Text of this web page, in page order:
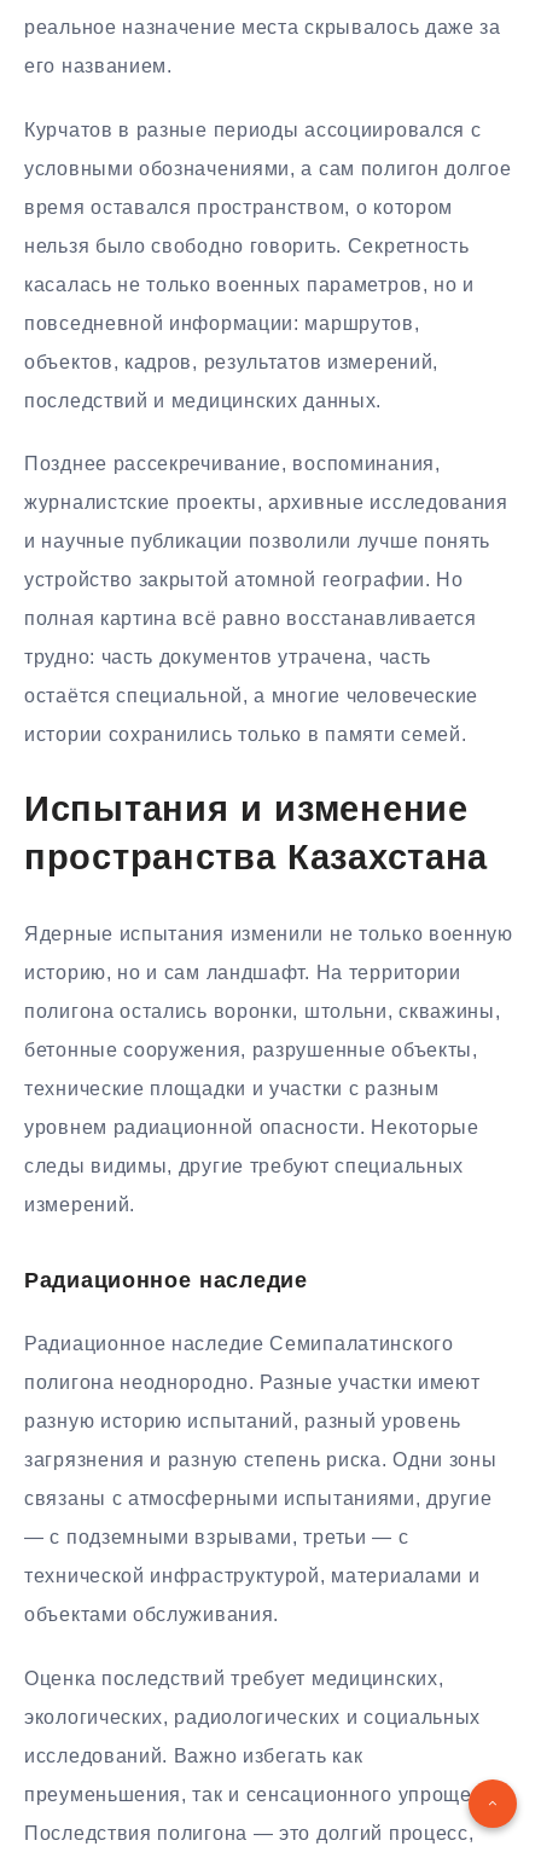
реальное назначение места скрывалось даже за
его названием.
Курчатов в разные периоды ассоциировался с
условными обозначениями, а сам полигон долгое
время оставался пространством, о котором
нельзя было свободно говорить. Секретность
касалась не только военных параметров, но и
повседневной информации: маршрутов,
объектов, кадров, результатов измерений,
последствий и медицинских данных.
Позднее рассекречивание, воспоминания,
журналистские проекты, архивные исследования
и научные публикации позволили лучше понять
устройство закрытой атомной географии. Но
полная картина всё равно восстанавливается
трудно: часть документов утрачена, часть
остаётся специальной, а многие человеческие
истории сохранились только в памяти семей.
Испытания и изменение
пространства Казахстана
Ядерные испытания изменили не только военную
историю, но и сам ландшафт. На территории
полигона остались воронки, штольни, скважины,
бетонные сооружения, разрушенные объекты,
технические площадки и участки с разным
уровнем радиационной опасности. Некоторые
следы видимы, другие требуют специальных
измерений.
Радиационное наследие
Радиационное наследие Семипалатинского
полигона неоднородно. Разные участки имеют
разную историю испытаний, разный уровень
загрязнения и разную степень риска. Одни зоны
связаны с атмосферными испытаниями, другие
— с подземными взрывами, третьи — с
технической инфраструктурой, материалами и
объектами обслуживания.
Оценка последствий требует медицинских,
экологических, радиологических и социальных
исследований. Важно избегать как
преуменьшения, так и сенсационного упрощения.
Последствия полигона — это долгий процесс,